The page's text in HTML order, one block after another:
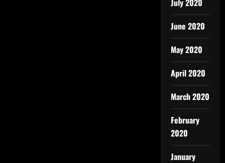
July 2020
June 2020
May 2020
April 2020
March 2020
February
2020
January